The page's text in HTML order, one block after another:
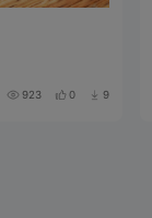
923 0 9